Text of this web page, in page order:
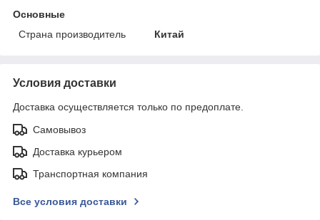
Основные
Страна производитель
Китай
Условия доставки
Доставка осуществляется только по предоплате.
Самовывоз
Доставка курьером
Транспортная компания
Все условия доставки